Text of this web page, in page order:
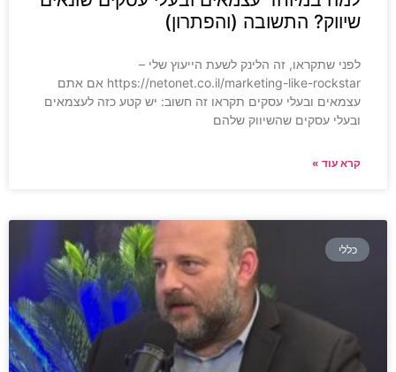
שיווק? התשובה (והפתרון)
לפני שתקראו, זה הלינק לשעת הייעוץ שלי –
https://netonet.co.il/marketing-like-rockstar אם אתם
עצמאים ובעלי עסקים תקראו זה חשוב: יש קטע כזה לעצמאים
ובעלי עסקים שהשיווק שלהם
קרא עוד »
כללי